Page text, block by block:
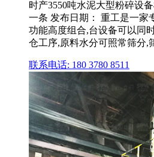
时产3550吨水泥大型粉碎设
一条 发布日期： 重工是一家
功能高度组合,台设备可以同
仓工序,原料水分可照常筛分,
联系电话: 180 3780 8511